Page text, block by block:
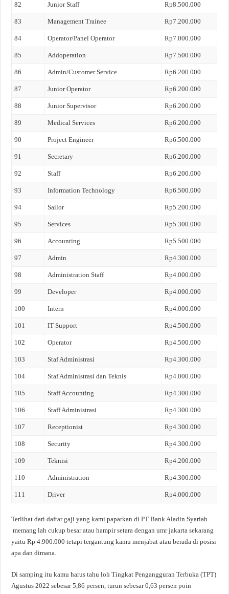
82 Junior Staff Rp8.500.000
83 Management Trainee Rp7.200.000
84 Operator/Panel Operator Rp7.000.000
85 Addoperation Rp7.500.000
86 Admin/Customer Service Rp6.200.000
87 Junior Operator Rp6.200.000
88 Junior Supervisor Rp6.200.000
89 Medical Services Rp6.200.000
90 Project Engineer Rp6.500.000
91 Secretary Rp6.200.000
92 Staff Rp6.200.000
93 Information Technology Rp6.500.000
94 Sailor Rp5.200.000
95 Services Rp5.300.000
96 Accounting Rp5.500.000
97 Admin Rp4.300.000
98 Administration Staff Rp4.000.000
99 Developer Rp4.000.000
100 Intern Rp4.000.000
101 IT Support Rp4.500.000
102 Operator Rp4.500.000
103 Staf Administrasi Rp4.300.000
104 Staf Administrasi dan Teknis Rp4.000.000
105 Staff Accounting Rp4.300.000
106 Staff Administrasi Rp4.300.000
107 Receptionist Rp4.300.000
108 Security Rp4.300.000
109 Teknisi Rp4.200.000
110 Administration Rp4.300.000
111 Driver Rp4.000.000
Terlihat dari daftar gaji yang kami paparkan di PT Bank Aladin Syariah
memang lah cukup besar atau hampir setara dengan umr jakarta sekarang
yaitu Rp 4.900.000 tetapi tergantung kamu menjabat atau berada di posisi
apa dan dimana.
Di samping itu kamu harus tahu loh Tingkat Pengangguran Terbuka (TPT)
Agustus 2022 sebesar 5,86 persen, turun sebesar 0,63 persen poin